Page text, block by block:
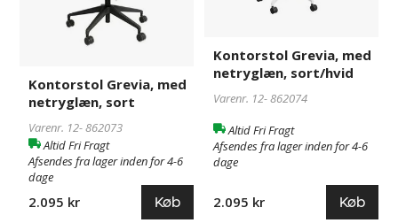
Kontorstol Grevia, med
netryglæn, sort
Varenr. 12-862073
Altid Fri Fragt
Afsendes fra lager inden for 4-6
dage
2.095 kr Køb
Kontorstol Grevia, med
netryglæn, sort/hvid
Varenr. 12-862074
Altid Fri Fragt
Afsendes fra lager inden for 4-6
dage
2.095 kr Køb